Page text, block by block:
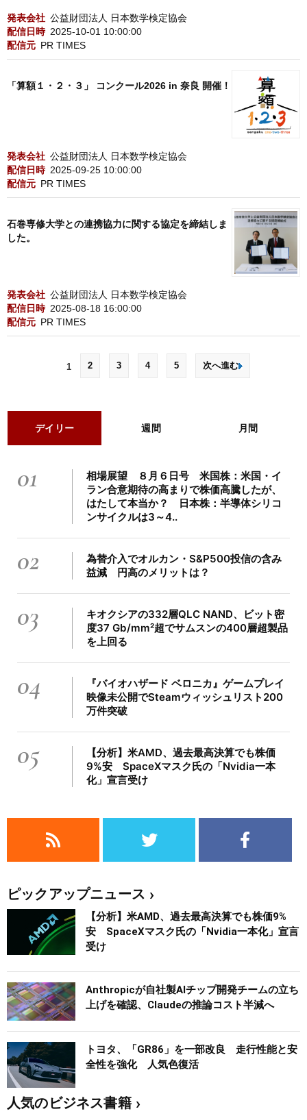
発表会社 公益財団法人 日本数学検定協会
配信日時 2025-10-01 10:00:00
配信元 PR TIMES
「算額１・２・３」 コンクール2026 in 奈良 開催！
発表会社 公益財団法人 日本数学検定協会
配信日時 2025-09-25 10:00:00
配信元 PR TIMES
石巻専修大学との連携協力に関する協定を締結しま
した。
発表会社 公益財団法人 日本数学検定協会
配信日時 2025-08-18 16:00:00
配信元 PR TIMES
1 2 3 4 5 次へ進む
デイリー 週間 月間
01
相場展望 ８月６日号 米国株：米国・イ
ラン合意期待の高まりで株価高騰したが、
はたして本当か？ 日本株：半導体シリコ
ンサイクルは3～4..
02
為替介入でオルカン・S&P500投信の含み
益減 円高のメリットは？
03
キオクシアの332層QLC NAND、ビット密
度37 Gb/mm²超でサムスンの400層超製品
を上回る
04
『バイオハザード ベロニカ』ゲームプレイ
映像未公開でSteamウィッシュリスト200
万件突破
05
【分析】米AMD、過去最高決算でも株価
9%安 SpaceXマスク氏の「Nvidia一本
化」宣言受け
ピックアップニュース
【分析】米AMD、過去最高決算でも株価9%
安 SpaceXマスク氏の「Nvidia一本化」宣言
受け
Anthropicが自社製AIチップ開発チームの立ち
上げを確認、Claudeの推論コスト半減へ
トヨタ、「GR86」を一部改良 走行性能と安
全性を強化 人気色復活
人気のビジネス書籍